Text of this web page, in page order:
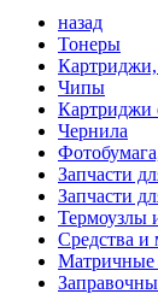
назад
Тонеры
Чипы
Картриджи
Чернила
Запчасти
Запчасти
Термоузлы
Средства и
Матричные